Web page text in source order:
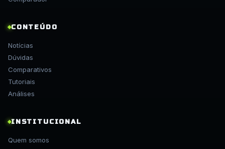
CONTEÚDO
Notícias
Dúvidas
Comparativos
Tutoriais
Análises
INSTITUCIONAL
Quem somos